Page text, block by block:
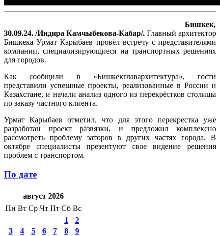
Бишкек,
30.09.24. /Индира Камчыбекова-Кабар/. Главный архитектор
Бишкека Урмат Карыбаев провёл встречу с представителями
компании, специализирующиеся на транспортных решениях
для городов.
Как сообщили в «Бишкекглавархитектура», гости
представили успешные проекты, реализованные в России и
Казахстане, и начали анализ одного из перекрёстков столицы
по заказу частного клиента.
Урмат Карыбаев отметил, что для этого перекрестка уже
разработан проект развязки, и предложил комплексно
рассмотреть проблему заторов в других частях города. В
октябре специалисты презентуют свое видение решения
проблем с транспортом.
По дате
август 2026
Пн Вт Ср Чт Пт Сб Вс
1
2
3
4 5 6 7 8
9